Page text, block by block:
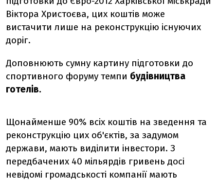
Віктора Христоєва, цих коштів може
вистачити лише на реконструкцію існуючих
доріг.
Доповнюють сумну картину підготовки до
спортивного форуму темпи будівництва
готелів.
Щонайменше 90% всіх коштів на зведення та
реконструкцію цих об'єктів, за задумом
держави, мають виділити інвестори. З
передбачених 40 мільярдів гривень досі
невідомі громадськості компанії мають